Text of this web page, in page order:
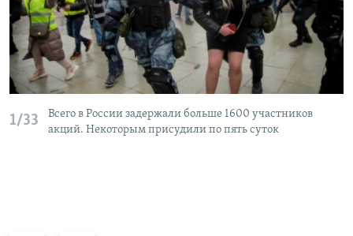
1/33
Всего в России задержали больше 1600 участников
акций. Некоторым присудили по пять суток